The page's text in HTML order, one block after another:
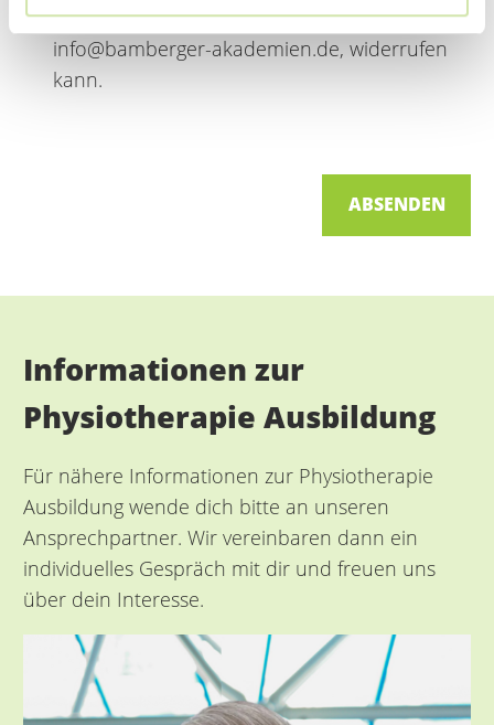
Kontaktformulars oder per E-Mail an
info@bamberger-akademien.de, widerrufen
kann.
ABSENDEN
Informationen zur
Physiotherapie Ausbildung
Für nähere Informationen zur Physiotherapie
Ausbildung wende dich bitte an unseren
Ansprechpartner. Wir vereinbaren dann ein
individuelles Gespräch mit dir und freuen uns
über dein Interesse.